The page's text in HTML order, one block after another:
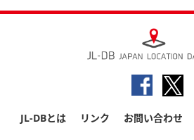
JL-DBとは リンク お問い合わせ